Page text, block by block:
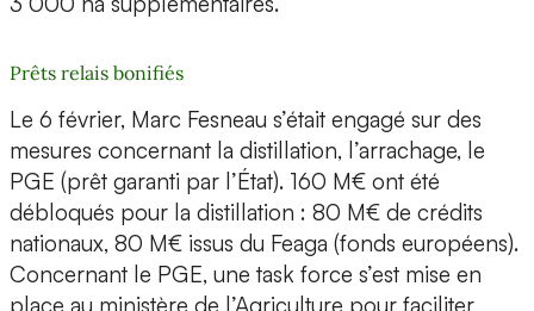
Prêts relais bonifiés
Le 6 février, Marc Fesneau s’était engagé sur des
mesures concernant la distillation, l’arrachage, le
PGE (prêt garanti par l’État). 160 M€ ont été
débloqués pour la distillation : 80 M€ de crédits
nationaux, 80 M€ issus du Feaga (fonds européens).
Concernant le PGE, une task force s’est mise en
place au ministère de l’Agriculture pour faciliter